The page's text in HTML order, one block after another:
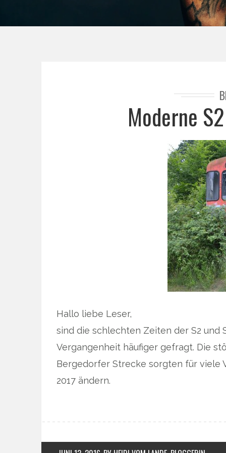
Moderne
Hallo liebe Leser,
sind die schlechten Zeiten der S2 und
Vergangenheit häufiger gefragt. Die
Bergedorfer Strecke sorgten für viele
2017 ändern.